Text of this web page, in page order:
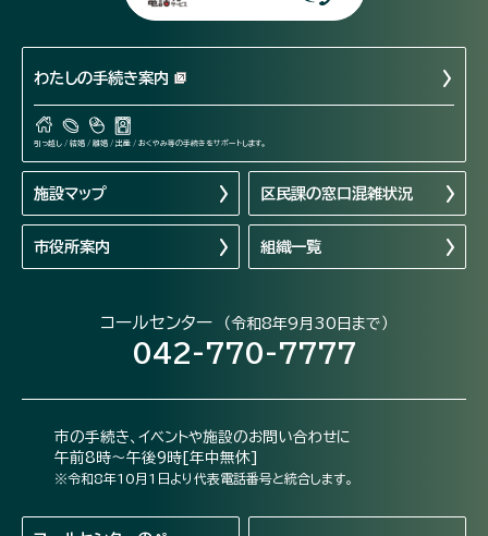
わたしの手続き案内
引っ越し / 結婚 / 離婚 / 出産 / おくやみ等の手続きをサポートします。
施設マップ 区民課の窓口混雑状況
市役所案内 組織一覧
コールセンター （令和8年9月30日まで）
042-770-7777
市の手続き、イベントや施設のお問い合わせに
午前8時～午後9時[年中無休]
※令和8年10月1日より代表電話番号と統合します。